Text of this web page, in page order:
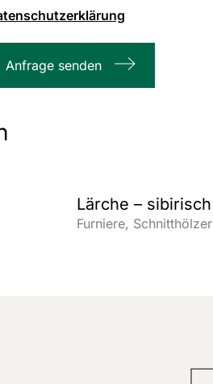
Anfrage senden
Lärche – sibirisch
Furniere Schnitthölzer